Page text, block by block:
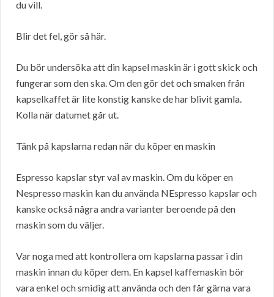
du vill.
Blir det fel, gör så här.
Du bör undersöka att din kapsel maskin är i gott skick och
fungerar som den ska. Om den gör det och smaken från
kapselkaffet är lite konstig kanske de har blivit gamla.
Kolla när datumet går ut.
Tänk på kapslarna redan när du köper en maskin
Espresso kapslar styr val av maskin. Om du köper en
Nespresso maskin kan du använda NEspresso kapslar och
kanske också några andra varianter beroende på den
maskin som du väljer.
Var noga med att kontrollera om kapslarna passar i din
maskin innan du köper dem. En kapsel kaffemaskin bör
vara enkel och smidig att använda och den får gärna vara